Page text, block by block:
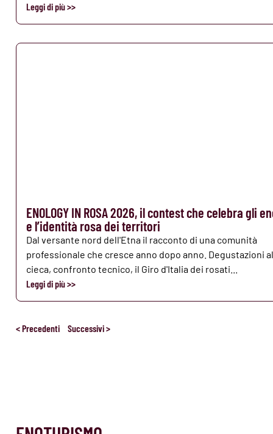
Leggi di più >>
ENOLOGY IN ROSA 2026, il contest che celebra gli
e l’identità rosa dei territori
Dal versante nord dell'Etna il racconto di una comunità
professionale che cresce anno dopo anno. Degustazioni
cieca, confronto tecnico, il Giro d'Italia dei rosati...
Leggi di più >>
< Precedenti Successivi >